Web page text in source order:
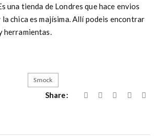
una tienda de Londres que hace envios
chica es majísima. Allí podeis encontrar
herramientas.
Smock
Share: